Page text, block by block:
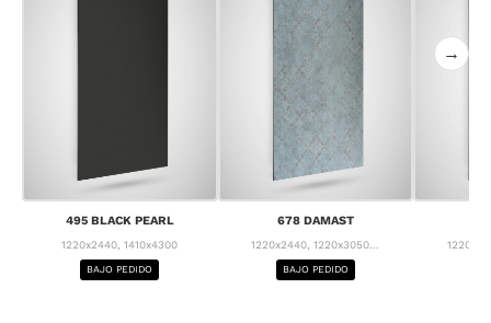
495 BLACK PEARL
1220x2440, 1410x4300
BAJO PEDIDO
678 DAMAST
1220x2440, 1220x3050...
BAJO PEDIDO
→